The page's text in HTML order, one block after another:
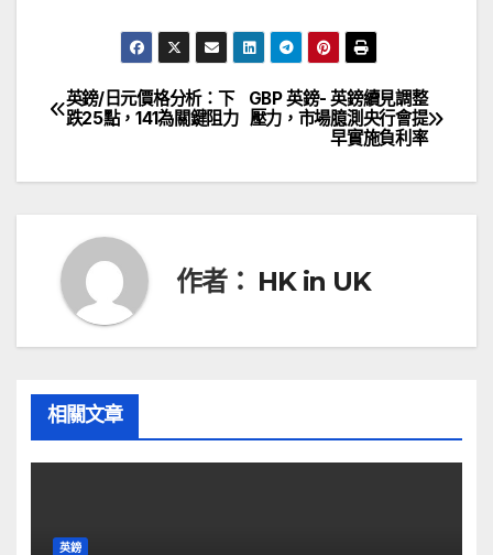
文
覽
GBP 英鎊- 英鎊續見調整
壓力，市場臆測央行會提
早實施負利率
英鎊/日元價格分析：下
跌25點，141為關鍵阻力
作者： HK in UK
相關文章
英鎊